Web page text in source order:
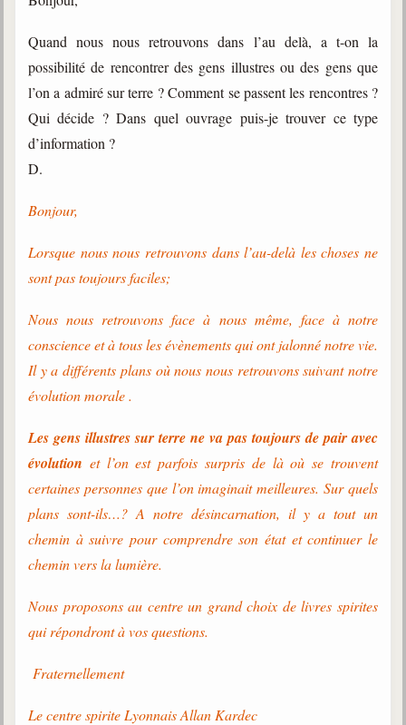
Quand nous nous retrouvons dans l’au delà, a t-on la
possibilité de rencontrer des gens illustres ou des gens que
l’on a admiré sur terre ? Comment se passent les rencontres ?
Qui décide ? Dans quel ouvrage puis-je trouver ce type
d’information ?
D.
Bonjour,
Lorsque nous nous retrouvons dans l’au-delà les choses ne
sont pas toujours faciles;
Nous nous retrouvons face à nous même, face à notre
conscience et à tous les évènements qui ont jalonné notre vie.
Il y a différents plans où nous nous retrouvons suivant notre
évolution morale .
Les gens illustres sur terre ne va pas toujours de pair avec
évolution et l’on est parfois surpris de là où se trouvent
certaines personnes que l’on imaginait meilleures. Sur quels
plans sont-ils…? A notre désincarnation, il y a tout un
chemin à suivre pour comprendre son état et continuer le
chemin vers la lumière.
Nous proposons au centre un grand choix de livres spirites
qui répondront à vos questions.
Fraternellement
Le centre spirite Lyonnais Allan Kardec